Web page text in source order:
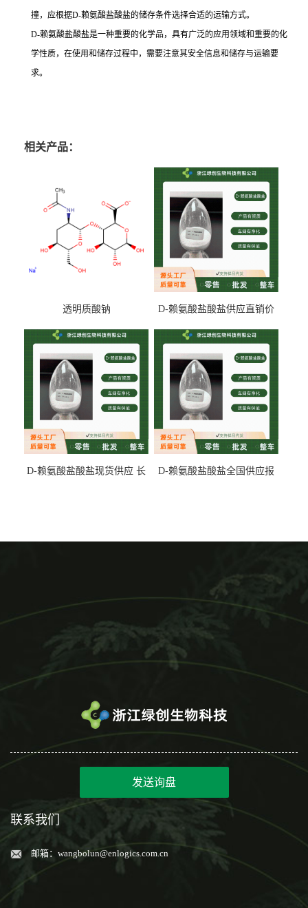
撞，应根据D-赖氨酸盐酸盐的储存条件选择合适的运输方式。
D-赖氨酸盐酸盐是一种重要的化学品，具有广泛的应用领域和重要的化
学性质，在使用和储存过程中，需要注意其安全信息和储存与运输要
求。
相关产品：
透明质酸钠
D-赖氨酸盐酸盐供应直销价
D-赖氨酸盐酸盐现货供应 长
D-赖氨酸盐酸盐全国供应报
发送询盘
联系我们
邮箱： wangbolun@enlogics.com.cn